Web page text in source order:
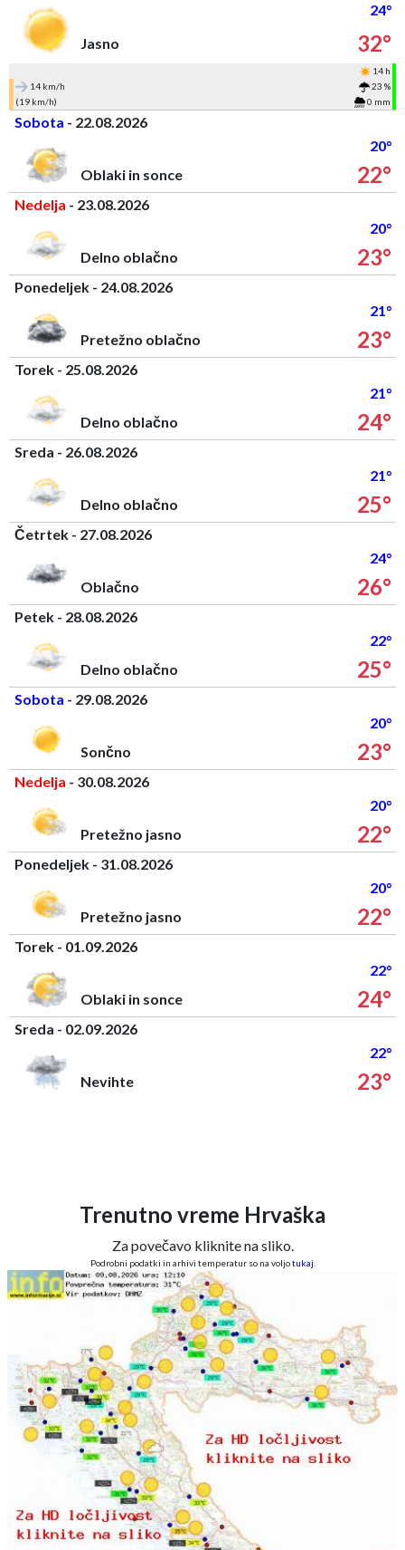
24°
Jasno
32°
14 h
14 km/h
23 %
(19 km/h)
0 mm
Sobota - 22.08.2026
20°
Oblaki in sonce
22°
Nedelja - 23.08.2026
20°
Delno oblačno
23°
Ponedeljek - 24.08.2026
21°
Pretežno oblačno
23°
Torek - 25.08.2026
21°
Delno oblačno
24°
Sreda - 26.08.2026
21°
Delno oblačno
25°
Četrtek - 27.08.2026
24°
Oblačno
26°
Petek - 28.08.2026
22°
Delno oblačno
25°
Sobota - 29.08.2026
20°
Sončno
23°
Nedelja - 30.08.2026
20°
Pretežno jasno
22°
Ponedeljek - 31.08.2026
20°
Pretežno jasno
22°
Torek - 01.09.2026
22°
Oblaki in sonce
24°
Sreda - 02.09.2026
22°
Nevihte
23°
Trenutno vreme Hrvaška
Za povečavo kliknite na sliko.
Podrobni podatki in arhivi temperatur so na voljotukaj